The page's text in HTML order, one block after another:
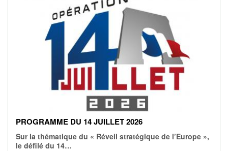
PROGRAMME DU 14 JUILLET 2026
Sur la thématique du « Réveil stratégique de l’Europe »,
le défilé du 14…